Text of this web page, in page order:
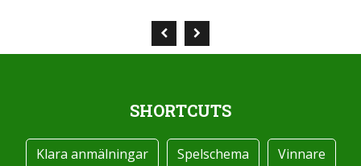
SHORTCUTS
Klara anmälningar Spelschema
Vinnare